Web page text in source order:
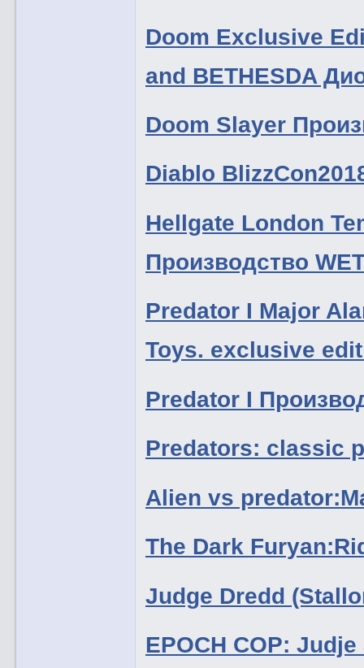
Doom Exclusive
and BETHESDA
Doom Slayer
Diablo
Hellgate London
Производство
Predator I Major
Toys. exclusive
Predator I
Predators: classic
Alien vs
The Dark
Judge Dredd
EPOCH COP: